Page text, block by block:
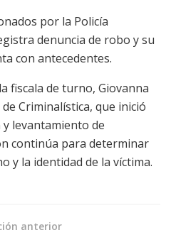
por la Policía
denuncia de robo y su
con antecedentes.
fiscala de turno, Giovanna
Criminalística, que inició
levantamiento de
continúa para determinar
y la identidad de la víctima.
anterior